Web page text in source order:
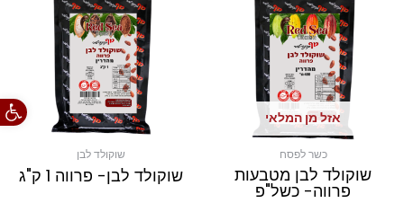
פתח
אזל מן המלאי
כשר לפסח
שוקולד לבן מטבעות
פרווה- כשל"פ
שוקולד לבן
שוקולד לבן- פרווה 1 ק"ג